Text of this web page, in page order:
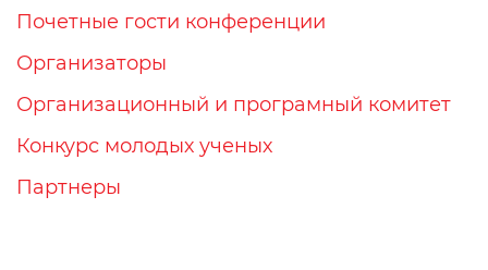
Почетные гости конференции
Организаторы
Организационный и програмный комитет
Конкурс молодых ученых
Партнеры